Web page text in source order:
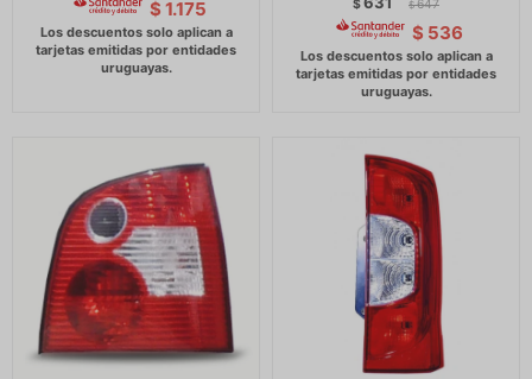
$ 1.175 $ $ 647
$ 536